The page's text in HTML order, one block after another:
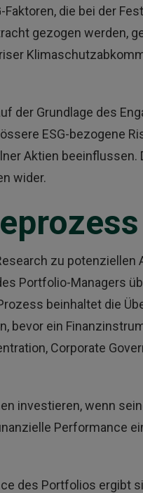
die bei der
gezogen werden,
der Grundlage des
ESG-bezogene
Aktien
wider.
zu
Portfolio-Managers
beinhaltet die
bevor ein
Corporate
investieren, wenn
Performance
des Portfolios ergibt